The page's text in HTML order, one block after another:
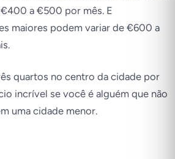
a €500 por mês. E
maiores podem variar de €600 a
quartos no centro da cidade por
incrível se você é alguém que não
uma cidade menor.